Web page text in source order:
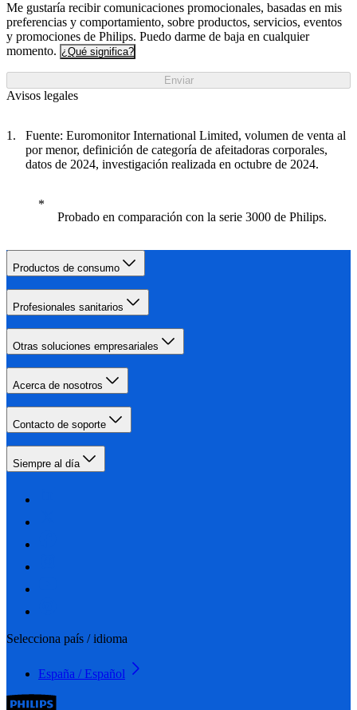
Me gustaría recibir comunicaciones promocionales, basadas en mis
preferencias y comportamiento, sobre productos, servicios, eventos
y promociones de Philips. Puedo darme de baja en cualquier
momento. ¿Qué significa?
Enviar
Avisos legales
Fuente: Euromonitor International Limited, volumen de venta al
por menor, definición de categoría de afeitadoras corporales,
datos de 2024, investigación realizada en octubre de 2024.
Probado en comparación con la serie 3000 de Philips.
Productos de consumo
Profesionales sanitarios
Otras soluciones empresariales
Acerca de nosotros
Contacto de soporte
Siempre al día
Selecciona país / idioma
España / Español